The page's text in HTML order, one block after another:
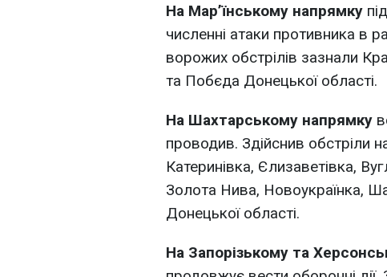
На Мар’їнському напрямку
численні атаки противника в
ворожих обстрілів зазнали
та Побєда Донецької області.
На Шахтарському напрямку
проводив. Здійснив обстріли
Катеринівка, Єлизаветівка,
Золота Нива, Новоукраїнка,
Донецької області.
На Запорізькому та